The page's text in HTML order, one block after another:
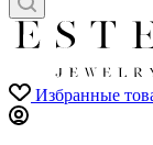
Избранные